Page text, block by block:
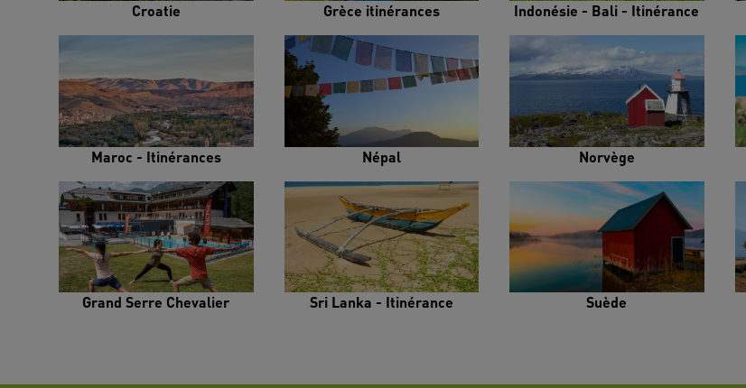
Croatie Grèce itinérances Indonésie - Bali - Itinérance
Maroc - Itinérances Népal Norvège
Grand Serre Chevalier Sri Lanka - Itinérance Suède